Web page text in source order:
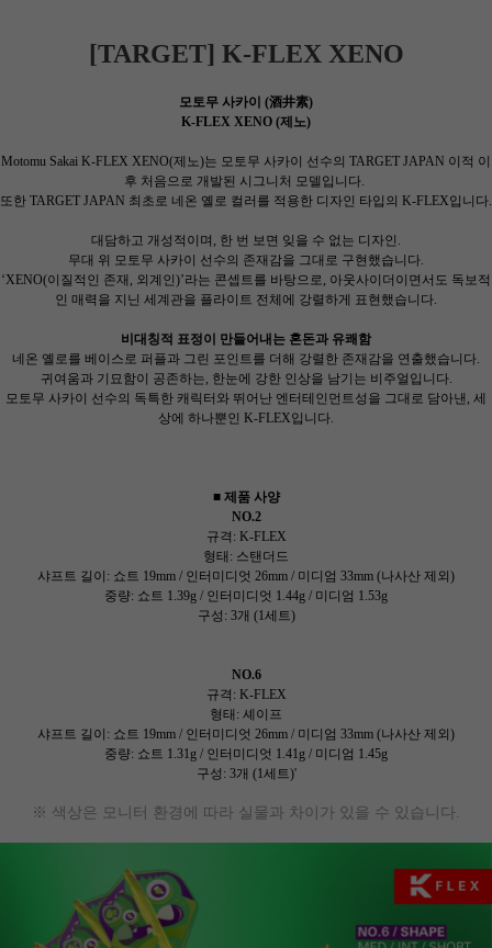
[TARGET] K-FLEX XENO
모토무 사카이 (酒井素)
K-FLEX XENO (제노)
Motomu Sakai K-FLEX XENO(제노)는 모토무 사카이 선수의 TARGET JAPAN 이적 이
후 처음으로 개발된 시그니처 모델입니다.
또한 TARGET JAPAN 최초로 네온 옐로 컬러를 적용한 디자인 타입의 K-FLEX입니다.
대담하고 개성적이며, 한 번 보면 잊을 수 없는 디자인.
무대 위 모토무 사카이 선수의 존재감을 그대로 구현했습니다.
‘XENO(이질적인 존재, 외계인)’라는 콘셉트를 바탕으로, 아웃사이더이면서도 독보적
인 매력을 지닌 세계관을 플라이트 전체에 강렬하게 표현했습니다.
비대칭적 표정이 만들어내는 혼돈과 유쾌함
네온 옐로를 베이스로 퍼플과 그린 포인트를 더해 강렬한 존재감을 연출했습니다.
귀여움과 기묘함이 공존하는, 한눈에 강한 인상을 남기는 비주얼입니다.
모토무 사카이 선수의 독특한 캐릭터와 뛰어난 엔터테인먼트성을 그대로 담아낸, 세
상에 하나뿐인 K-FLEX입니다.
■ 제품 사양
NO.2
규격: K-FLEX
형태: 스탠더드
샤프트 길이: 쇼트 19mm / 인터미디엇 26mm / 미디엄 33mm (나사산 제외)
중량: 쇼트 1.39g / 인터미디엇 1.44g / 미디엄 1.53g
구성: 3개 (1세트)
NO.6
규격: K-FLEX
형태: 셰이프
샤프트 길이: 쇼트 19mm / 인터미디엇 26mm / 미디엄 33mm (나사산 제외)
중량: 쇼트 1.31g / 인터미디엇 1.41g / 미디엄 1.45g
구성: 3개 (1세트)'
※ 색상은 모니터 환경에 따라 실물과 차이가 있을 수 있습니다.